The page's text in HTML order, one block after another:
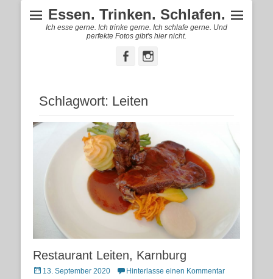
Essen. Trinken. Schlafen.
Ich esse gerne. Ich trinke gerne. Ich schlafe gerne. Und
perfekte Fotos gibt's hier nicht.
FacebookInstagram
Schlagwort: Leiten
Restaurant Leiten, Karnburg
Posted
13. September 2020 Hinterlasse einen Kommentar